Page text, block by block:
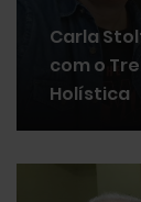
Carla
com o
Holística